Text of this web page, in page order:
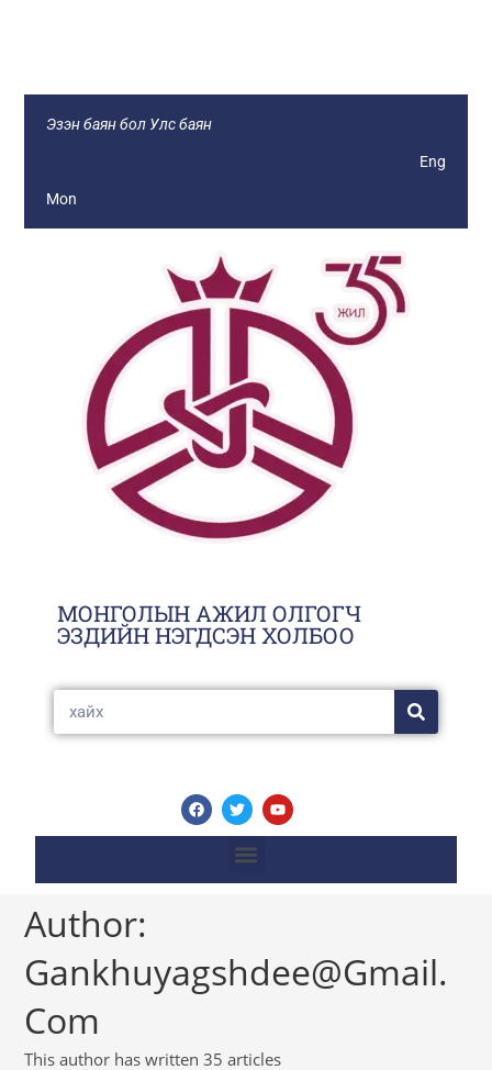
Эзэн баян бол Улс баян
Eng
Mon
МОНГОЛЫН АЖИЛ ОЛГОГЧ
ЭЗДИЙН НЭГДСЭН ХОЛБОО
Author:
Gankhuyagshdee@gmail.
Com
This author has written 35 articles